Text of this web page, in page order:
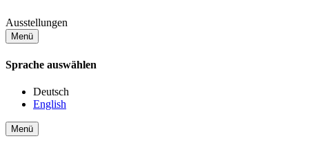
Ausstellungen
Menü
Sprache auswählen
Deutsch
English
Menü